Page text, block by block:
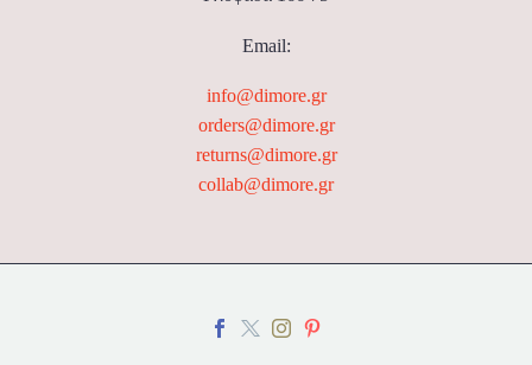
Email:
info@dimore.gr
orders@dimore.gr
returns@dimore.gr
collab@dimore.gr